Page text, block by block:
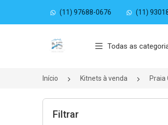
(11) 97688-0676 (11)
Página inicial
Todas as
Início Kitnets à venda Praia
Filtrar